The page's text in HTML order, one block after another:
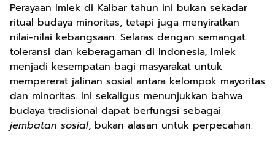
Perayaan Imlek di Kalbar tahun ini bukan sekadar
ritual budaya minoritas, tetapi juga menyiratkan
nilai-nilai kebangsaan. Selaras dengan semangat
toleransi dan keberagaman di Indonesia, Imlek
menjadi kesempatan bagi masyarakat untuk
mempererat jalinan sosial antara kelompok mayoritas
dan minoritas. Ini sekaligus menunjukkan bahwa
budaya tradisional dapat berfungsi sebagai
jembatan sosial, bukan alasan untuk perpecahan.